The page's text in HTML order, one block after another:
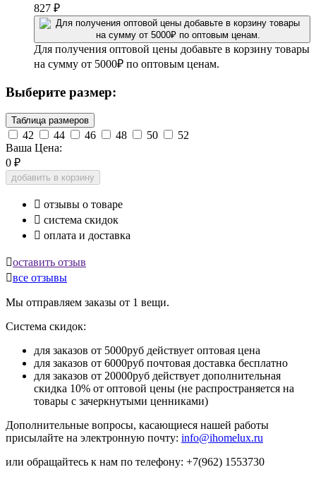
827 ₽
Для получения оптовой цены добавьте в корзину товары
на сумму от 5000₽ по оптовым ценам.
Выберите размер:
Таблица размеров
42 44 46 48 50
52
Ваша Цена:
0 ₽
добавить в корзину
 отзывы о товаре
 система скидок
 оплата и доставка
оставить отзыв
все отзывы
Мы отправляем заказы от 1 вещи.
Система скидок:
для заказов от 5000руб действует оптовая цена
для заказов от 6000руб почтовая доставка бесплатно
для заказов от 20000руб действует дополнительная
скидка 10% от оптовой цены (не распространяется на
товары с зачеркнутыми ценниками)
Дополнительные вопросы, касающиеся нашей работы
присылайте на электронную почту: info@ihomelux.ru
или обращайтесь к нам по телефону: +7(962) 1553730